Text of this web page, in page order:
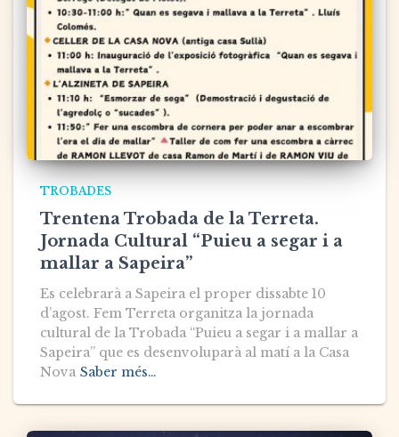
TROBADES
Trentena Trobada de la Terreta.
Jornada Cultural “Puieu a segar i a
mallar a Sapeira”
Es celebrarà a Sapeira el proper dissabte 10
d’agost. Fem Terreta organitza la jornada
cultural de la Trobada “Puieu a segar i a mallar a
Sapeira” que es desenvoluparà al matí a la Casa
Nova Saber més…